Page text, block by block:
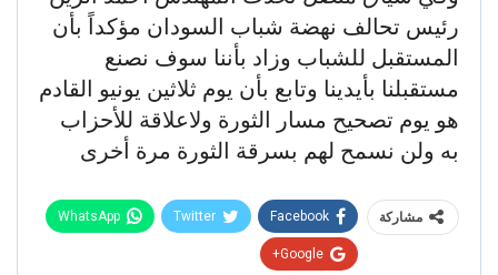
رئيس تحالف نهضة شباب السودان مؤكداً بأن
المستقبل للشباب وزاد بأننا سوف نصنع
مستقبلنا بأيدينا وتابع بأن يوم ثلاثين يونيو القادم
هو يوم تصحيح مسار الثورة ولاعلاقة للأحزاب
به ولن نسمح لهم بسرقة الثورة مرة أخرى
مشاركة Facebook
Twitter
WhatsApp
Google+